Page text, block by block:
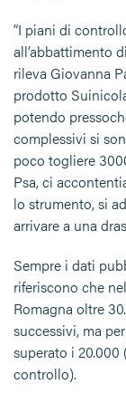
“I piani di
all’abbattimento
rileva Giovanna
prodotto
potendo
complessivi si
poco togliere
Psa, ci
lo strumento, si
arrivare a una
Sempre i dati
riferiscono che
Romagna oltre
successivi, ma
superato i
controllo).